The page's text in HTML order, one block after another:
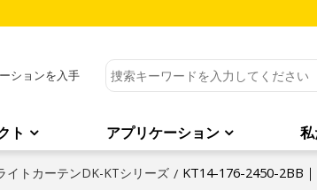
ションを入手
ト アプリケーション
イトカーテンDK-KTシリーズ / KT14-176-2450-2BB